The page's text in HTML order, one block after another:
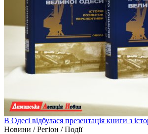
В Одесі відбулася презентація книги з
Новини / Регіон / Події